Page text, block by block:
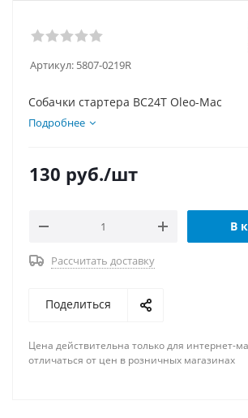
Артикул: 5807-0219R
Собачки стартера BC24T Oleo-Mac
Подробнее
130 руб./шт
В
Рассчитать доставку
Поделиться
Цена действительна только для интернет-
отличаться от цен в розничных магазинах